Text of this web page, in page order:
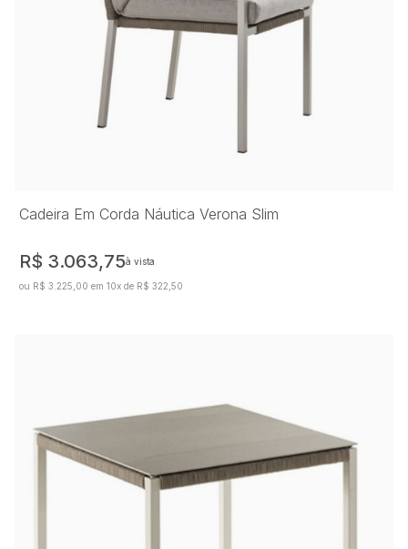
Cadeira Em Corda Náutica Verona Slim
R$ 3.063,75à vista
ou R$ 3.225,00 em 10x de R$ 322,50